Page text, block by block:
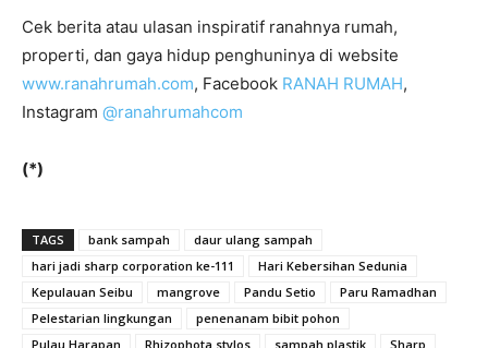
Cek berita atau ulasan inspiratif ranahnya rumah,
properti, dan gaya hidup penghuninya di website
www.ranahrumah.com, Facebook RANAH RUMAH,
Instagram @ranahrumahcom
(*)
TAGS bank sampah
daur ulang sampah
hari jadi sharp corporation ke-111
Hari Kebersihan Sedunia
Kepulauan Seibu
mangrove Pandu Setio
Paru Ramadhan
Pelestarian lingkungan
penenanam bibit pohon
Pulau Harapan
Rhizophota stylos sampah plastik
Sharp